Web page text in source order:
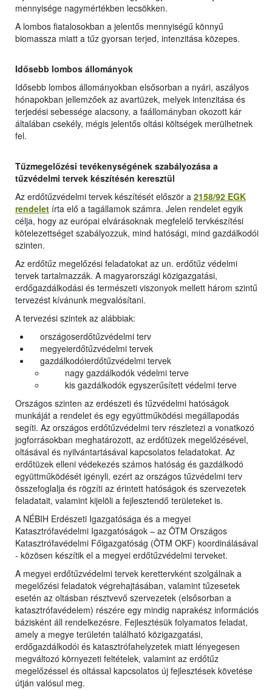
mennyisége nagymértékben lecsökken.
A lombos fiatalosokban a jelentős mennyiségű könnyű
biomassza miatt a tűz gyorsan terjed, intenzitása közepes.
Idősebb lombos állományok
Idősebb lombos állományokban elsősorban a nyári, aszályos
hónapokban jellemzőek az avartüzek, melyek intenzitása és
terjedési sebessége alacsony, a faállományban okozott kár
általában csekély, mégis jelentős oltási költségek merülhetnek
fel.
Tűzmegelőzési tevékenységének szabályozása a
tűzvédelmi tervek készítésén keresztül
Az erdőtűzvédelmi tervek készítését először a 2158/92 EGK
rendelet írta elő a tagállamok számra. Jelen rendelet egyik
célja, hogy az európai elvárásoknak megfelelő tervkészítési
kötelezettséget szabályozzuk, mind hatósági, mind gazdálkodói
szinten.
Az erdőtűz megelőzési feladatokat az un. erdőtűz védelmi
tervek tartalmazzák. A magyarországi közigazgatási,
erdőgazdálkodási és természeti viszonyok mellett három szintű
tervezést kívánunk megvalósítani.
A tervezési szintek az alábbiak:
országoserdőtűzvédelmi terv
megyeierdőtűzvédelmi tervek
gazdálkodóierdőtűzvédelmi tervek
nagy gazdálkodók védelmi terve
kis gazdálkodók egyszerűsített védelmi terve
Országos szinten az erdészeti és tűzvédelmi hatóságok
munkáját a rendelet és egy együttműködési megállapodás
segíti. Az országos erdőtűzvédelmi terv részletezi a vonatkozó
jogforrásokban meghatározott, az erdőtüzek megelőzésével,
oltásával és nyilvántartásával kapcsolatos feladatokat. Az
erdőtüzek elleni védekezés számos hatóság és gazdálkodó
együttműködését igényli, ezért az országos tűzvédelmi terv
összefoglalja és rögzíti az érintett hatóságok és szervezetek
feladatait, valamint kijelöli a fejlesztendő területeket is.
A NÉBIH Erdészeti Igazgatósága és a megyei
Katasztrófavédelmi Igazgatóságok – az ÖTM Országos
Katasztrófavédelmi Főigazgatóság (ÖTM OKF) koordinálásával
- közösen készítik el a megyei erdőtűzvédelmi terveket.
A megyei erdőtűzvédelmi tervek kerettervként szolgálnak a
megelőzési feladatok végrehajtásában, valamint tűzesetek
esetén az oltásban résztvevő szervezetek (elsősorban a
katasztrófavédelem) részére egy mindig naprakész információs
bázisként áll rendelkezésre. Fejlesztésük folyamatos feladat,
amely a megye területén található közigazgatási,
erdőgazdálkodói és katasztrófahelyzetek miatt lényegesen
megváltozó környezeti feltételek, valamint az erdőtűz
megelőzéssel és oltással kapcsolatos új fejlesztések követése
útján valósul meg.